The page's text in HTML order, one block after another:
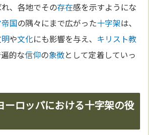
、各地でその存在感を示すようにな
帝国の隅々にまで広がった十字架は、
明や文化にも影響を与え、 キリスト教
的な信仰の象徴として定着していっ
ーロッパにおける十字架の役